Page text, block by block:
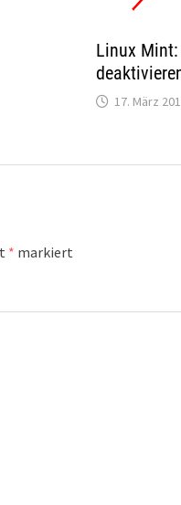
Linux
17. März
* markiert